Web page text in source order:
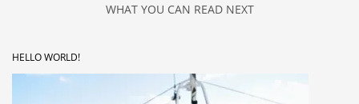
WHAT YOU CAN READ NEXT
HELLO WORLD!